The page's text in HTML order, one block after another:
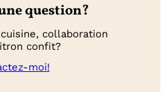
question?
collaboration
confit?
moi!